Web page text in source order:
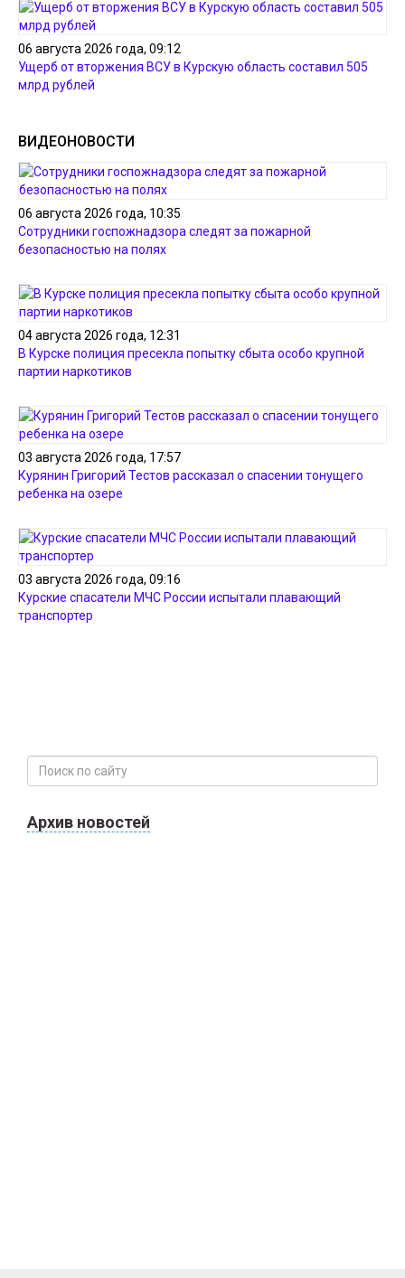
06 августа 2026 года, 09:12
Ущерб от вторжения ВСУ в Курскую область составил 505
млрд рублей
ВИДЕОНОВОСТИ
06 августа 2026 года, 10:35
Сотрудники госпожнадзора следят за пожарной
безопасностью на полях
04 августа 2026 года, 12:31
В Курске полиция пресекла попытку сбыта особо крупной
партии наркотиков
03 августа 2026 года, 17:57
Курянин Григорий Тестов рассказал о спасении тонущего
ребенка на озере
03 августа 2026 года, 09:16
Курские спасатели МЧС России испытали плавающий
транспортер
Архив новостей